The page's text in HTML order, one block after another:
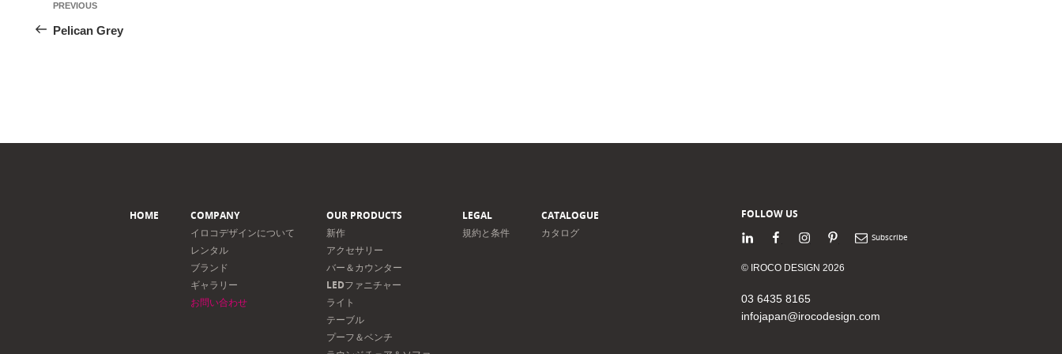
稿
シ
Previous
Post
PREVIOUS
Pelican Grey
HOME
COMPANY
イロコデザインについて
レンタル
ブランド
ギャラリー
お問い合わせ
OUR PRODUCTS
新作
アクセサリー
バー＆カウンター
LEDファニチャー
ライト
テーブル
プーフ＆ベンチ
LEGAL
規約と条件
CATALOGUE
カタログ
FOLLOW US
LinkedInFacebookInstagramPinterestNewsletter
© IROCO DESIGN 2026
03 6435 8165
infojapan@irocodesign.com